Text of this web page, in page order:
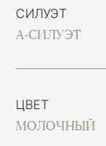
СИЛУЭТ
А-СИЛУЭТ
ЦВЕТ
МОЛОЧНЫЙ